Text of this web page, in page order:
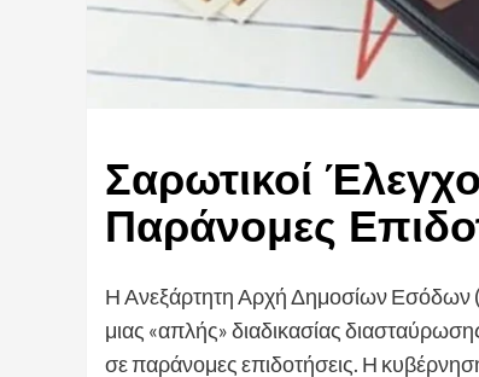
Σαρωτικοί
Παράνομες
Η Ανεξάρτητη Αρχή Δημοσίων Εσόδων
μιας «απλής» διαδικασίας
σε παράνομες επιδοτήσεις. Η